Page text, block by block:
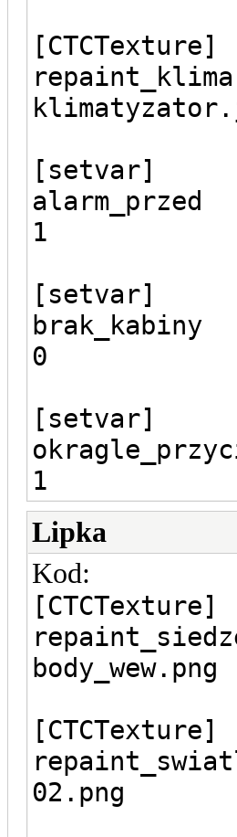
[CTCTexture]
repaint_klima
[setvar]
alarm_przed
1
[setvar]
brak_kabiny
0
[setvar]
1
Lipka
Kod:
[CTCTexture]
body_wew.png
[CTCTexture]
02.png